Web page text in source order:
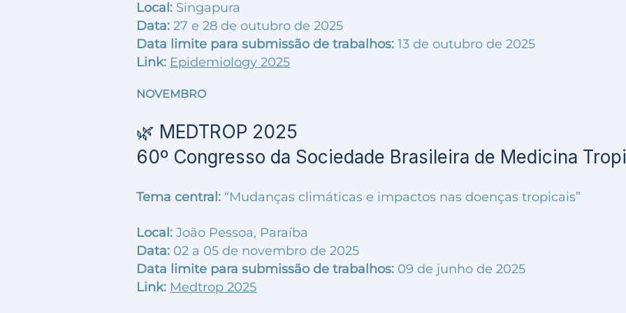
Local: Singapura
Data: 27 e 28 de outubro de 2025
Data limite para submissão de trabalhos: 13 de outubro de 2025
Link: Epidemiology 2025
NOVEMBRO
🌿 MEDTROP 2025
60º Congresso da Sociedade Brasileira de Medicina
Tema central: “Mudanças climáticas e impactos nas doenças tropicais”
Local: João Pessoa, Paraíba
Data: 02 a 05 de novembro de 2025
Data limite para submissão de trabalhos: 09 de junho de 2025
Link: Medtrop 2025